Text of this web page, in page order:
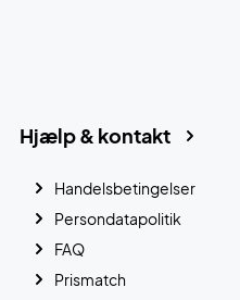
Hjælp & kontakt
Handelsbetingelser
Persondatapolitik
FAQ
Prismatch